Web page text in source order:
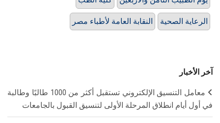
النقابة العامة لأطباء مصر الرعاية الصحية
آخر الأخبار
معامل التنسيق الإلكتروني تستقبل أكثر من 1000 طالبًا وطالبة
في أول أيام انطلاق المرحلة الأولى لتنسيق القبول بالجامعات